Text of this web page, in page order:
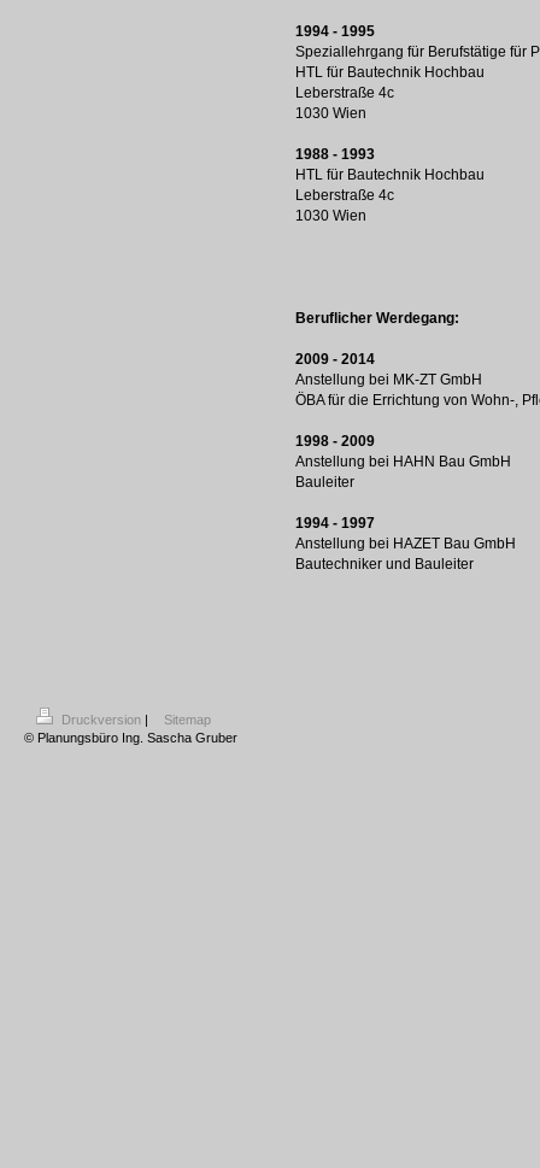
1994 - 1995
Speziallehrgang für Berufstätige für
HTL für Bautechnik Hochbau
Leberstraße 4c
1030 Wien
1988 - 1993
HTL für Bautechnik Hochbau
Leberstraße 4c
1030 Wien
Beruflicher Werdegang:
2009 - 2014
Anstellung bei MK-ZT GmbH
ÖBA für die Errichtung von Wohn-,
1998 - 2009
Anstellung bei HAHN Bau GmbH
Bauleiter
1994 - 1997
Anstellung bei HAZET Bau GmbH
Bautechniker und Bauleiter
Druckversion |
Sitemap
© Planungsbüro Ing. Sascha Gruber